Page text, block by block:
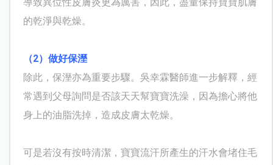
導致異位性皮膚炎更為厲害，因此，盡量保持寶寶肌膚
的乾淨與乾燥。
（2）做好保溼
除此，保溼亦為重要步驟。吳幸霖醫師進一步解釋，經
常遇到父母詢問是否該天天幫寶寶洗澡，因為擔心將他
身上的油脂洗掉，造成皮膚太乾燥。
可是若沒有按時清潔，寶寶流汗所產生的汗水會堵住毛